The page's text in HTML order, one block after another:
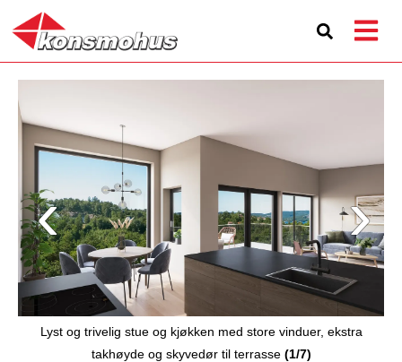
Lyst og trivelig stue og kjøkken med store vinduer, ekstra
takhøyde og skyvedør til terrasse (1/7)